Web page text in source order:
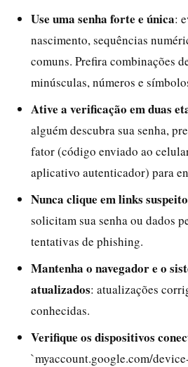
Use uma senha forte e única:
nascimento, sequências
comuns. Prefira combinações
minúsculas, números e
Ative a verificação em duas
alguém descubra sua senha,
fator (código enviado ao
aplicativo autenticador) para
Nunca clique em links
solicitam sua senha ou dados
tentativas de phishing.
Mantenha o navegador e o
atualizados: atualizações
conhecidas.
Verifique os dispositivos
`myaccount.google.com/